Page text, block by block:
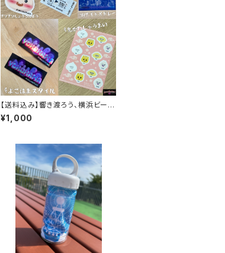
【送料込み】響き渡ろう、横浜ビート.
ᐟ.ᐟ（ステッカー5枚セット)
¥1,000